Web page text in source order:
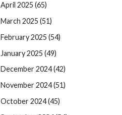
April 2025 (65)
March 2025 (51)
February 2025 (54)
January 2025 (49)
December 2024 (42)
November 2024 (51)
October 2024 (45)